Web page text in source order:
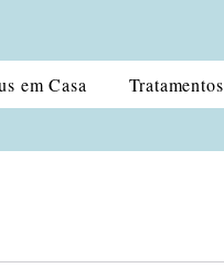
em Casa Tratamentos